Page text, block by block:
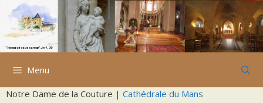
Aller
contenu
Menu
Notre Dame de la Couture | Cathédrale du Mans